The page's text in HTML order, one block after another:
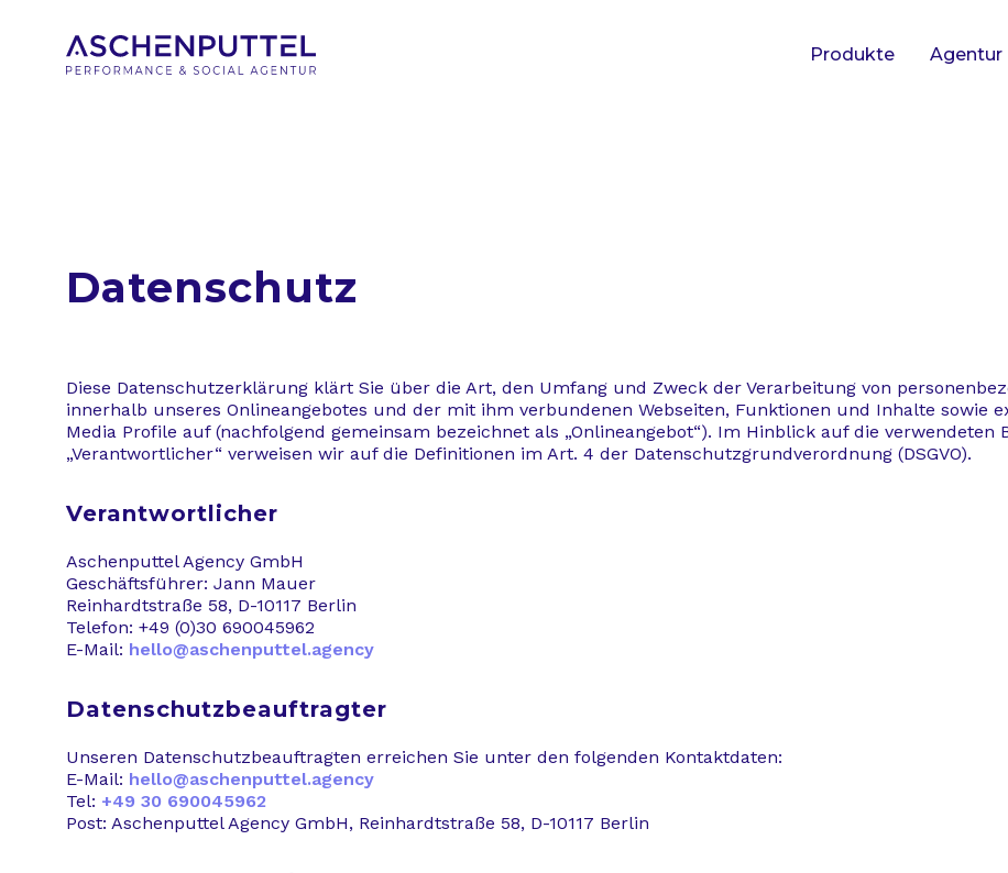
Produkte Agentur
Datenschutz
Diese Datenschutzerklärung klärt Sie über die Art, den Umfang und Zweck der Verarbeitung von
innerhalb unseres Onlineangebotes und der mit ihm verbundenen Webseiten, Funktionen und Inhalte sowie
Media Profile auf (nachfolgend gemeinsam bezeichnet als „Onlineangebot“). Im Hinblick auf die verwendeten
„Verantwortlicher“ verweisen wir auf die Definitionen im Art. 4 der Datenschutzgrundverordnung (DSGVO).
Verantwortlicher
Aschenputtel Agency GmbH
Geschäftsführer: Jann Mauer
Reinhardtstraße 58, D-10117 Berlin
Telefon: +49 (0)30 690045962
E-Mail: hello@aschenputtel.agency
Datenschutzbeauftragter
Unseren Datenschutzbeauftragten erreichen Sie unter den folgenden Kontaktdaten:
E-Mail: hello@aschenputtel.agency
Tel: +49 30 690045962
Post: Aschenputtel Agency GmbH, Reinhardtstraße 58, D-10117 Berlin